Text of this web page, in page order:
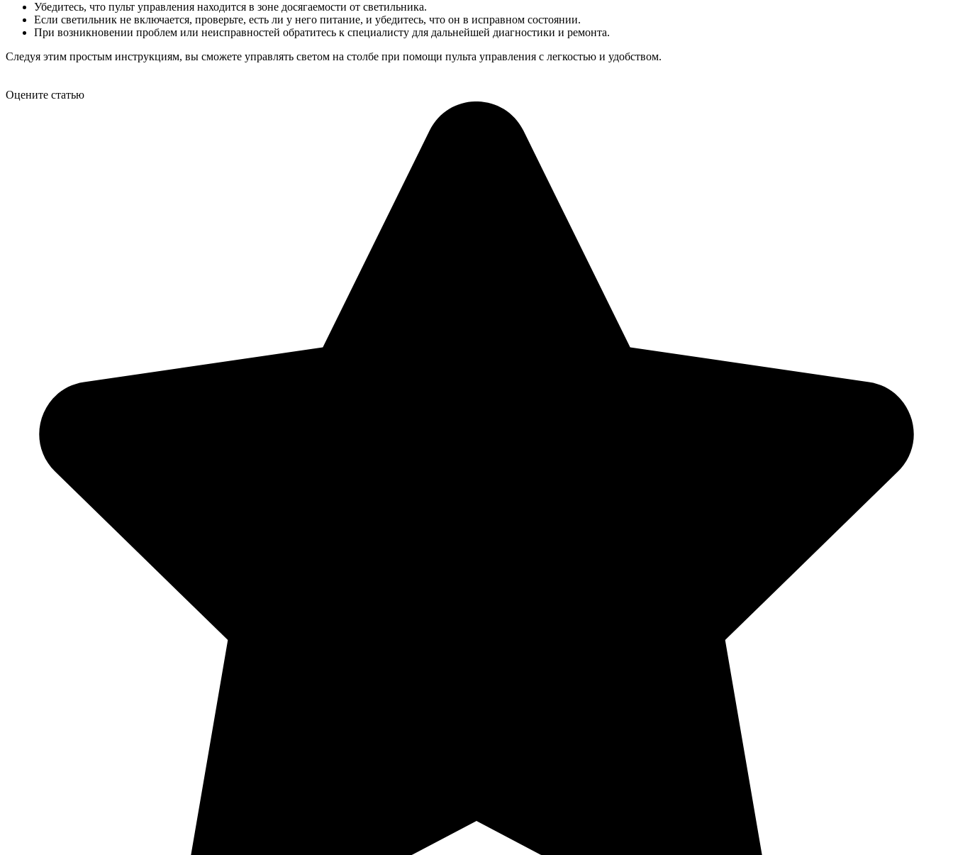
Убедитесь, что пульт управления находится в зоне досягаемости от светильника.
Если светильник не включается, проверьте, есть ли у него питание, и убедитесь, что он в исправном состоянии.
При возникновении проблем или неисправностей обратитесь к специалисту для дальнейшей диагностики и ремонта.
Следуя этим простым инструкциям, вы сможете управлять светом на столбе при помощи пульта управления с легкостью и удобством.
Оцените статью